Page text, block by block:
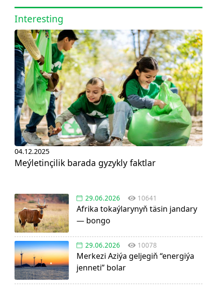
Interesting
04.12.2025
Meýletinçilik barada gyzykly faktlar
29.06.2026 10641
Afrika tokaýlarynyň täsin jandary
— bongo
29.06.2026 10078
Merkezi Aziýa geljegiň “energiýa
jenneti” bolar